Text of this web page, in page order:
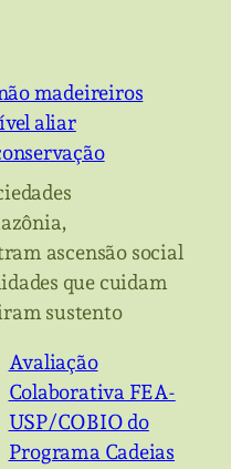
madeireiros
aliar
ascensão social
que cuidam
sustento
Avaliação
Colaborativa FEA-
USP/COBIO do
Programa Cadeias